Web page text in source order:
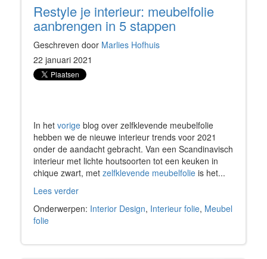
Restyle je interieur: meubelfolie
aanbrengen in 5 stappen
Geschreven door Marlies Hofhuis
22 januari 2021
In het vorige blog over zelfklevende meubelfolie
hebben we de nieuwe interieur trends voor 2021
onder de aandacht gebracht. Van een Scandinavisch
interieur met lichte houtsoorten tot een keuken in
chique zwart, met zelfklevende meubelfolie is het...
Lees verder
Onderwerpen: Interior Design, Interieur folie, Meubel
folie